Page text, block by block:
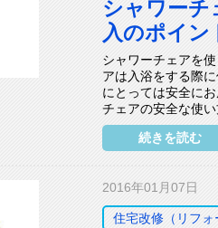
シャワーチ
入のポイン
シャワーチェアを
アは入浴をする際
にとっては安全に
チェアの安全な使
続きを読む
2016年01月07日
住宅改修（リフォ